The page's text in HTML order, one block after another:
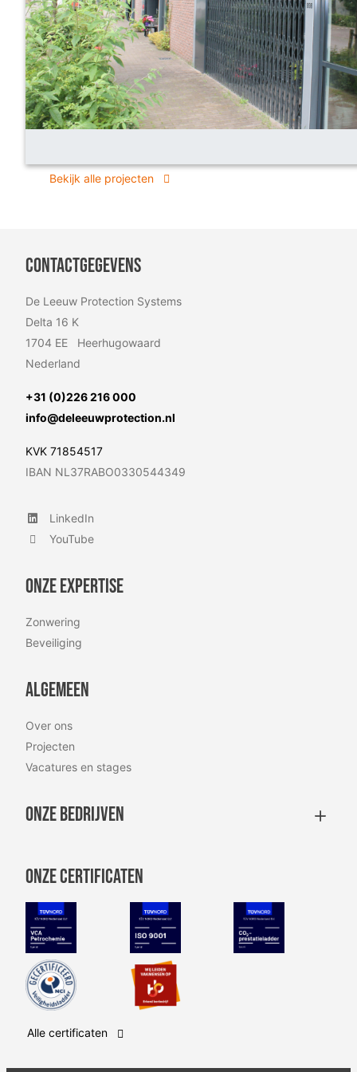
Bekijk alle projecten
Contactgegevens
De Leeuw Protection Systems
Delta 16 K
1704 EE Heerhugowaard
Nederland
+31 (0)226 216 000
info@deleeuwprotection.nl
KVK 71854517
IBAN NL37RABO0330544349
LinkedIn
LinkedIn
YouTube
YouTube
Onze expertise
Zonwering
Beveiliging
Algemeen
Over ons
Projecten
Vacatures en stages
Onze bedrijven
Onze certificaten
VCA Petrochemie NEN-EN-ISO 9001
Safety Culture Ladder
Alle certificaten